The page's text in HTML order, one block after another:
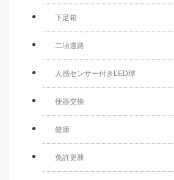
下足箱
二項道路
人感センサー付きLED球
便器交換
健康
免許更新